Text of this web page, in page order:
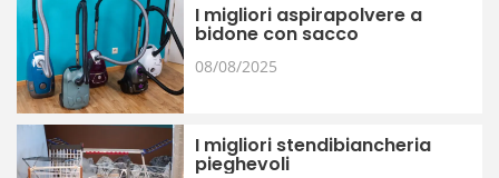
I migliori aspirapolvere a
bidone con sacco
08/08/2025
I migliori stendibiancheria
pieghevoli